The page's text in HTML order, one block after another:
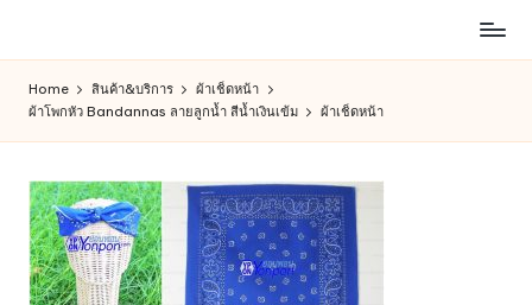
content
สินค้า
คน
รัก
การ
ช็อป
Home สินค้า&บริการ
ผ้าเช็ดหน้า
ผ้าโพกหัว Bandannas ลายลูกน้ำ สีน้ำเงินเข้ม
ผ้าเช็ดหน้า